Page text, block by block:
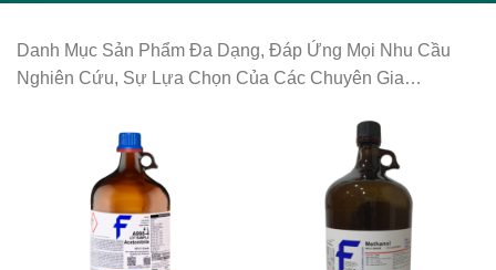
Danh Mục Sản Phẩm Đa Dạng, Đáp Ứng Mọi Nhu Cầu
Nghiên Cứu, Sự Lựa Chọn Của Các Chuyên Gia…